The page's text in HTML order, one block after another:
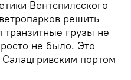
Вентспилсского
решить
транзитные грузы не
не было. Это
портом